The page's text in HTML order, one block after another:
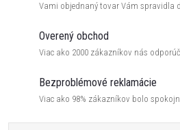
Vami objednaný tovar Vám spravidla
Overený obchod
Viac ako 2000 zákazníkov nás
Bezproblémové reklamácie
Viac ako 98% zákazníkov bolo